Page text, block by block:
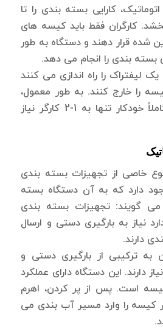
کارایی بسته بندی را تا
کارگران فقط باید کیسه های
شده قرار دهند و دستگاه به طور
بسته بندی را انجام می دهد.
لیفتراک را راه اندازی می کنند
را خارج کنند. به طور معمول،
یک خط کیسه زنی کاملاً خودکار تنها به 1-2 کارگر نیاز
خاصی از تجهیزات بسته بندی
دارد که به آن دستگاه بسته
گویند: تجهیزات بسته بندی
نیاز به بارگیری دستی و ارسال
دارند.
به ترکیبی از بارگیری دستی و
دارند. این دستگاه دارای عملکرد
است. پس از پر کردن، اهرم
کیسه را وارد مسیر آب بندی می